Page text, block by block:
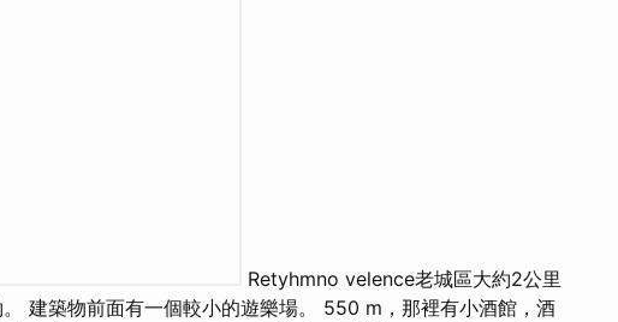
Retyhmno velence老城區大約2公里
建築物前面有一個較小的遊樂場。 550 m，那裡有小酒館，酒